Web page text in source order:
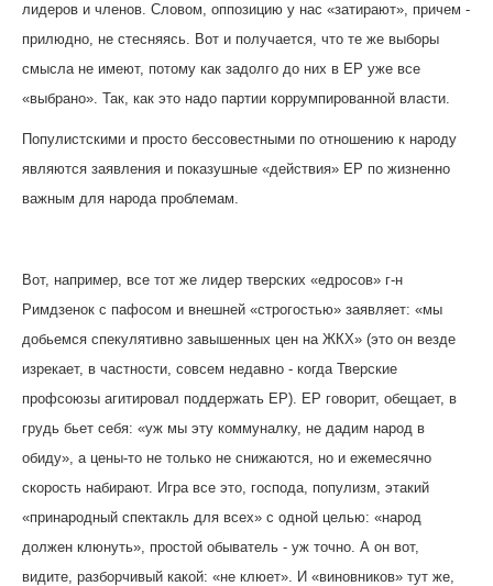
лидеров и членов. Словом, оппозицию у нас «затирают», причем -
прилюдно, не стесняясь. Вот и получается, что те же выборы
смысла не имеют, потому как задолго до них в ЕР уже все
«выбрано». Так, как это надо партии коррумпированной власти.
Популистскими и просто бессовестными по отношению к народу
являются заявления и показушные «действия» ЕР по жизненно
важным для народа проблемам.
Вот, например, все тот же лидер тверских «едросов» г-н
Римдзенок с пафосом и внешней «строгостью» заявляет: «мы
добьемся спекулятивно завышенных цен на ЖКХ» (это он везде
изрекает, в частности, совсем недавно - когда Тверские
профсоюзы агитировал поддержать ЕР). ЕР говорит, обещает, в
грудь бьет себя: «уж мы эту коммуналку, не дадим народ в
обиду», а цены-то не только не снижаются, но и ежемесячно
скорость набирают. Игра все это, господа, популизм, этакий
«принародный спектакль для всех» с одной целью: «народ
должен клюнуть», простой обыватель - уж точно. А он вот,
видите, разборчивый какой: «не клюет». И «виновников» тут же,